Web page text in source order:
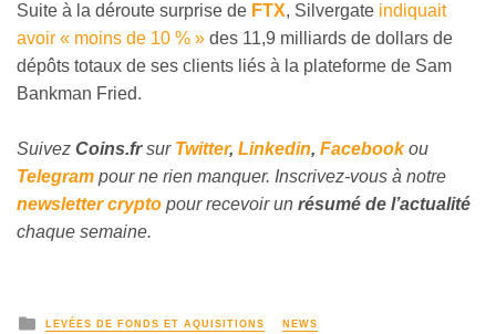
Suite à la déroute surprise de FTX, Silvergate indiquait
avoir « moins de 10 % » des 11,9 milliards de dollars de
dépôts totaux de ses clients liés à la plateforme de Sam
Bankman Fried.
Suivez Coins.frsur Twitter, Linkedin, Facebookou
Telegram pour ne rien manquer. Inscrivez-vous à notre
newsletter crypto pour recevoir un résumé de l’actualité
chaque semaine.
LEVÉES DE FONDS ET AQUISITIONS NEWS